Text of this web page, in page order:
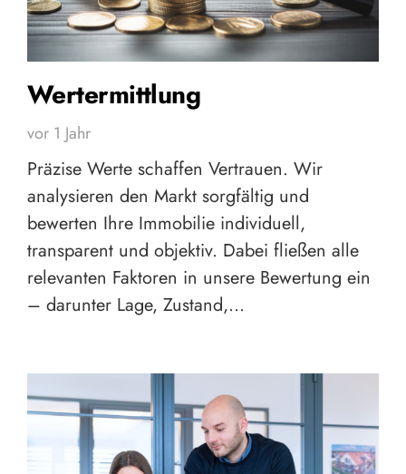
Wertermittlung
vor 1 Jahr
Präzise Werte schaffen Vertrauen. Wir
analysieren den Markt sorgfältig und
bewerten Ihre Immobilie individuell,
transparent und objektiv. Dabei fließen alle
relevanten Faktoren in unsere Bewertung ein
– darunter Lage, Zustand,…